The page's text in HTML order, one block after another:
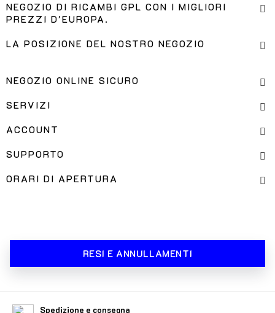
NEGOZIO DI RICAMBI GPL CON I MIGLIORI
PREZZI D'EUROPA.
LA POSIZIONE DEL NOSTRO NEGOZIO
NEGOZIO ONLINE SICURO
SERVIZI
ACCOUNT
SUPPORTO
ORARI DI APERTURA
RESI E ANNULLAMENTI
Spedizione e consegna